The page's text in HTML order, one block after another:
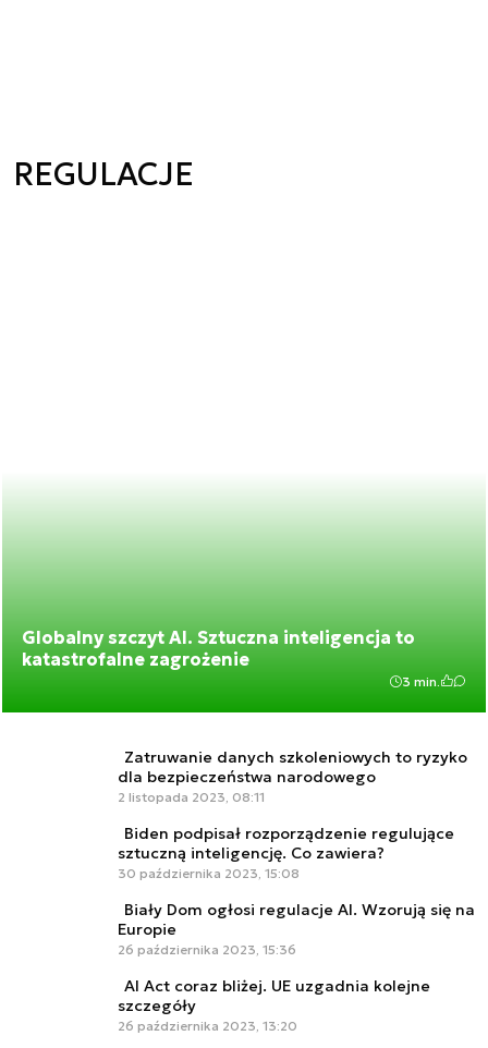
REGULACJE
Globalny szczyt AI. Sztuczna inteligencja to
katastrofalne zagrożenie
3 min.
Zatruwanie danych szkoleniowych to ryzyko
dla bezpieczeństwa narodowego
2 listopada 2023, 08:11
Biden podpisał rozporządzenie regulujące
sztuczną inteligencję. Co zawiera?
30 października 2023, 15:08
Biały Dom ogłosi regulacje AI. Wzorują się na
Europie
26 października 2023, 15:36
AI Act coraz bliżej. UE uzgadnia kolejne
szczegóły
26 października 2023, 13:20